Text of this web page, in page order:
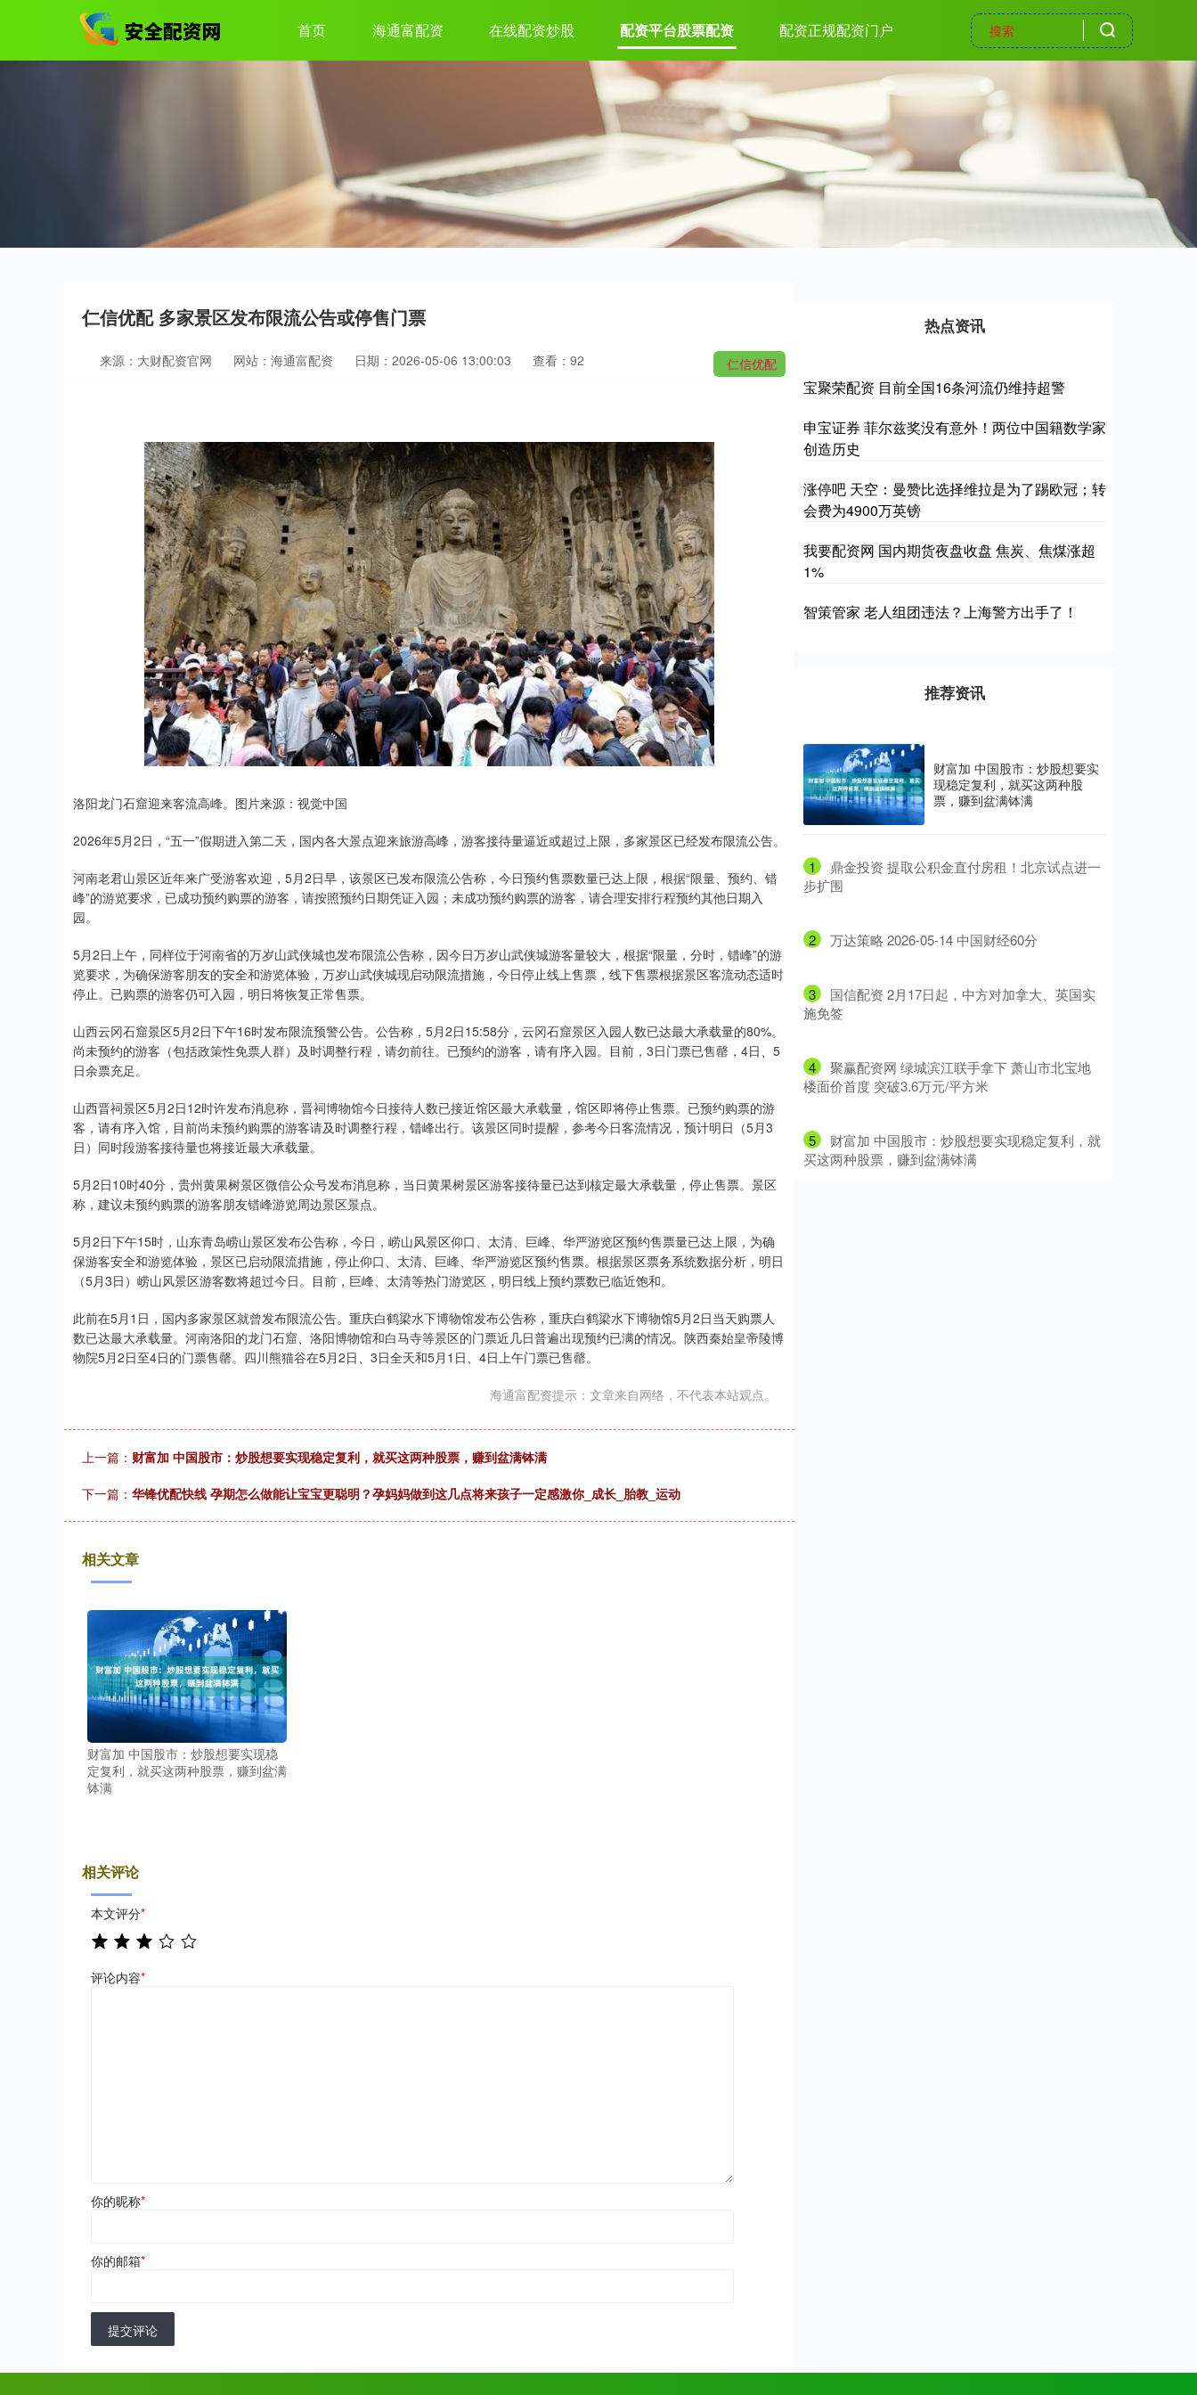
首页 海通富配资 在线配资炒股 配资平台股票配资 配资正规配资门户
仁信优配 多家景区发布限流公告或停售门票
仁信优配
来源：大财配资官网 网站：海通富配资 日期：2026-05-06 13:00:03 查看：92
洛阳龙门石窟迎来客流高峰。图片来源：视觉中国
2026年5月2日，“五一”假期进入第二天，国内各大景点迎来旅游高峰，游客接待量逼近或超过上限，多家景区已经发布限流公告。
河南老君山景区近年来广受游客欢迎，5月2日早，该景区已发布限流公告称，今日预约售票数量已达上限，根据“限量、预约、错
峰”的游览要求，已成功预约购票的游客，请按照预约日期凭证入园；未成功预约购票的游客，请合理安排行程预约其他日期入
园。
5月2日上午，同样位于河南省的万岁山武侠城也发布限流公告称，因今日万岁山武侠城游客量较大，根据“限量，分时，错峰”的游
览要求，为确保游客朋友的安全和游览体验，万岁山武侠城现启动限流措施，今日停止线上售票，线下售票根据景区客流动态适时
停止。已购票的游客仍可入园，明日将恢复正常售票。
山西云冈石窟景区5月2日下午16时发布限流预警公告。公告称，5月2日15:58分，云冈石窟景区入园人数已达最大承载量的80%。
尚未预约的游客（包括政策性免票人群）及时调整行程，请勿前往。已预约的游客，请有序入园。目前，3日门票已售罄，4日、5
日余票充足。
山西晋祠景区5月2日12时许发布消息称，晋祠博物馆今日接待人数已接近馆区最大承载量，馆区即将停止售票。已预约购票的游
客，请有序入馆，目前尚未预约购票的游客请及时调整行程，错峰出行。该景区同时提醒，参考今日客流情况，预计明日（5月3
日）同时段游客接待量也将接近最大承载量。
5月2日10时40分，贵州黄果树景区微信公众号发布消息称，当日黄果树景区游客接待量已达到核定最大承载量，停止售票。景区
称，建议未预约购票的游客朋友错峰游览周边景区景点。
5月2日下午15时，山东青岛崂山景区发布公告称，今日，崂山风景区仰口、太清、巨峰、华严游览区预约售票量已达上限，为确
保游客安全和游览体验，景区已启动限流措施，停止仰口、太清、巨峰、华严游览区预约售票。根据景区票务系统数据分析，明日
（5月3日）崂山风景区游客数将超过今日。目前，巨峰、太清等热门游览区，明日线上预约票数已临近饱和。
此前在5月1日，国内多家景区就曾发布限流公告。重庆白鹤梁水下博物馆发布公告称，重庆白鹤梁水下博物馆5月2日当天购票人
数已达最大承载量。河南洛阳的龙门石窟、洛阳博物馆和白马寺等景区的门票近几日普遍出现预约已满的情况。陕西秦始皇帝陵博
物院5月2日至4日的门票售罄。四川熊猫谷在5月2日、3日全天和5月1日、4日上午门票已售罄。
海通富配资提示：文章来自网络，不代表本站观点。
上一篇： 财富加 中国股市：炒股想要实现稳定复利，就买这两种股票，赚到盆满钵满
下一篇： 华锋优配快线 孕期怎么做能让宝宝更聪明？孕妈妈做到这几点将来孩子一定感激你_成长_胎教_运动
相关文章
财富加 中国股市：炒股想要实现稳
定复利，就买这两种股票，赚到盆满
钵满
相关评论
本文评分*
评论内容*
你的昵称*
你的邮箱*
提交评论
热点资讯
宝聚荣配资 目前全国16条河流仍维持超警
申宝证券 菲尔兹奖没有意外！两位中国籍数学家
创造历史
涨停吧 天空：曼赞比选择维拉是为了踢欧冠；转
会费为4900万英镑
我要配资网 国内期货夜盘收盘 焦炭、焦煤涨超
1%
智策管家 老人组团违法？上海警方出手了！
推荐资讯
财富加 中国股市：炒股想要实
现稳定复利，就买这两种股
票，赚到盆满钵满
1
​鼎金投资 提取公积金直付房租！北京试点进一
步扩围
2 ​万达策略 2026-05-14 中国财经60分
3
​国信配资 2月17日起，中方对加拿大、英国实
施免签
4
​聚赢配资网 绿城滨江联手拿下 萧山市北宝地
楼面价首度 突破3.6万元/平方米
5
​财富加 中国股市：炒股想要实现稳定复利，就
买这两种股票，赚到盆满钵满